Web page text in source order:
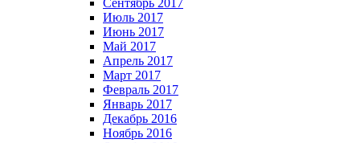
Сентябрь 2017
Июль 2017
Июнь 2017
Май 2017
Апрель 2017
Март 2017
Февраль 2017
Январь 2017
Декабрь 2016
Ноябрь 2016